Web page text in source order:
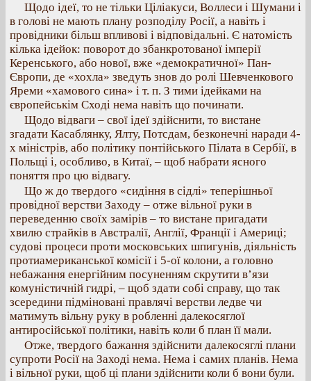
Щодо ідеї, то не тільки Ціліакуси, Воллеси і Шумани і
в голові не мають плану розподілу Росії, а навіть і
провідники більш впливові і відповідальні. Є натомість
кілька ідейок: поворот до збанкротованої імперії
Керенського, або нової, вже «демократичної» Пан-
Європи, де «хохла» зведуть знов до ролі Шевченкового
Яреми «хамового сина» і т. п. З тими ідейками на
європейськім Сході нема навіть що починати.
Щодо відваги – свої ідеї здійснити, то вистане
згадати Касаблянку, Ялту, Потсдам, безконечні наради 4-
х міністрів, або політику понтійського Пілата в Сербії, в
Польщі і, особливо, в Китаї, – щоб набрати ясного
поняття про цю відвагу.
Що ж до твердого «сидіння в сідлі» теперішньої
провідної верстви Заходу – отже вільної руки в
переведенню своїх замірів – то вистане пригадати
хвилю страйків в Австралії, Англії, Франції і Америці;
судові процеси проти московських шпигунів, діяльність
протиамериканської комісії і 5-ої колони, а головно
небажання енергійним посуненням скрутити в’язи
комуністичній гидрі, – щоб здати собі справу, що так
зсередини підміновані правлячі верстви ледве чи
матимуть вільну руку в робленні далекосяглої
антиросійської політики, навіть коли б план її мали.
Отже, твердого бажання здійснити далекосяглі плани
супроти Росії на Заході нема. Нема і самих планів. Нема
і вільної руки, щоб ці плани здійснити коли б вони були.